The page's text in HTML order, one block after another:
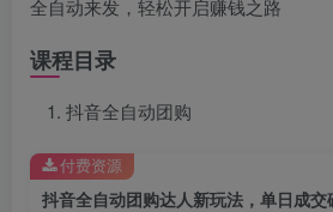
全自动来发，轻松开启赚钱之路
课程目录
抖音全自动团购
付费资源